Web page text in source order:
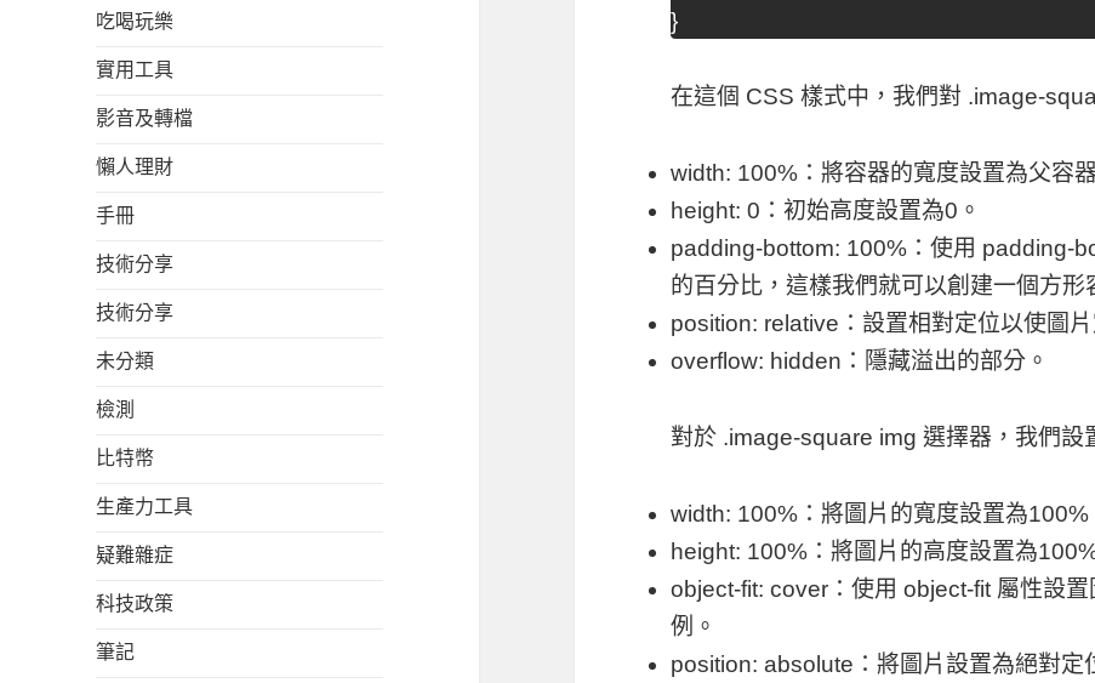
吃喝玩樂
實用工具
影音及轉檔
懶人理財
手冊
技術分享
技術分享
未分類
檢測
比特幣
生產力工具
疑難雜症
科技政策
筆記
}
在這個 CSS 樣式中，我們對 .image-
width: 100% ：將容器的寬度設置為父容
height: 0 ：初始高度設置為0。
padding-bottom: 100% ：使用 padding-
的百分比，這樣我們就可以創建一個方形
position: relative ：設置相對定位以使圖
overflow: hidden ：隱藏溢出的部分。
對於 .image-square img 選擇器，我們設
width: 100% ：將圖片的寬度設置為
height: 100% ：將圖片的高度設置為
object-fit: cover ：使用object-fit 屬性設
例。
position: absolute ：將圖片設置為絕對